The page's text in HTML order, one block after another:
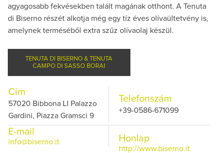
agyagosabb fekvésekben talált magának otthont. A Tenuta
di Biserno részét alkotja még egy tíz éves olívaültetvény is,
amelynek terméséből extra szűz olívaolaj készül.
TENUTA DI BISERNO & TENUTA
CAMPO DI SASSO BORAI
Cím
57020 Bibbona LI Palazzo
Gardini, Piazza Gramsci 9
Telefonszám
+39-0586-671099
E-mail
info@biserno.it Honlap
http://www.biserno.it